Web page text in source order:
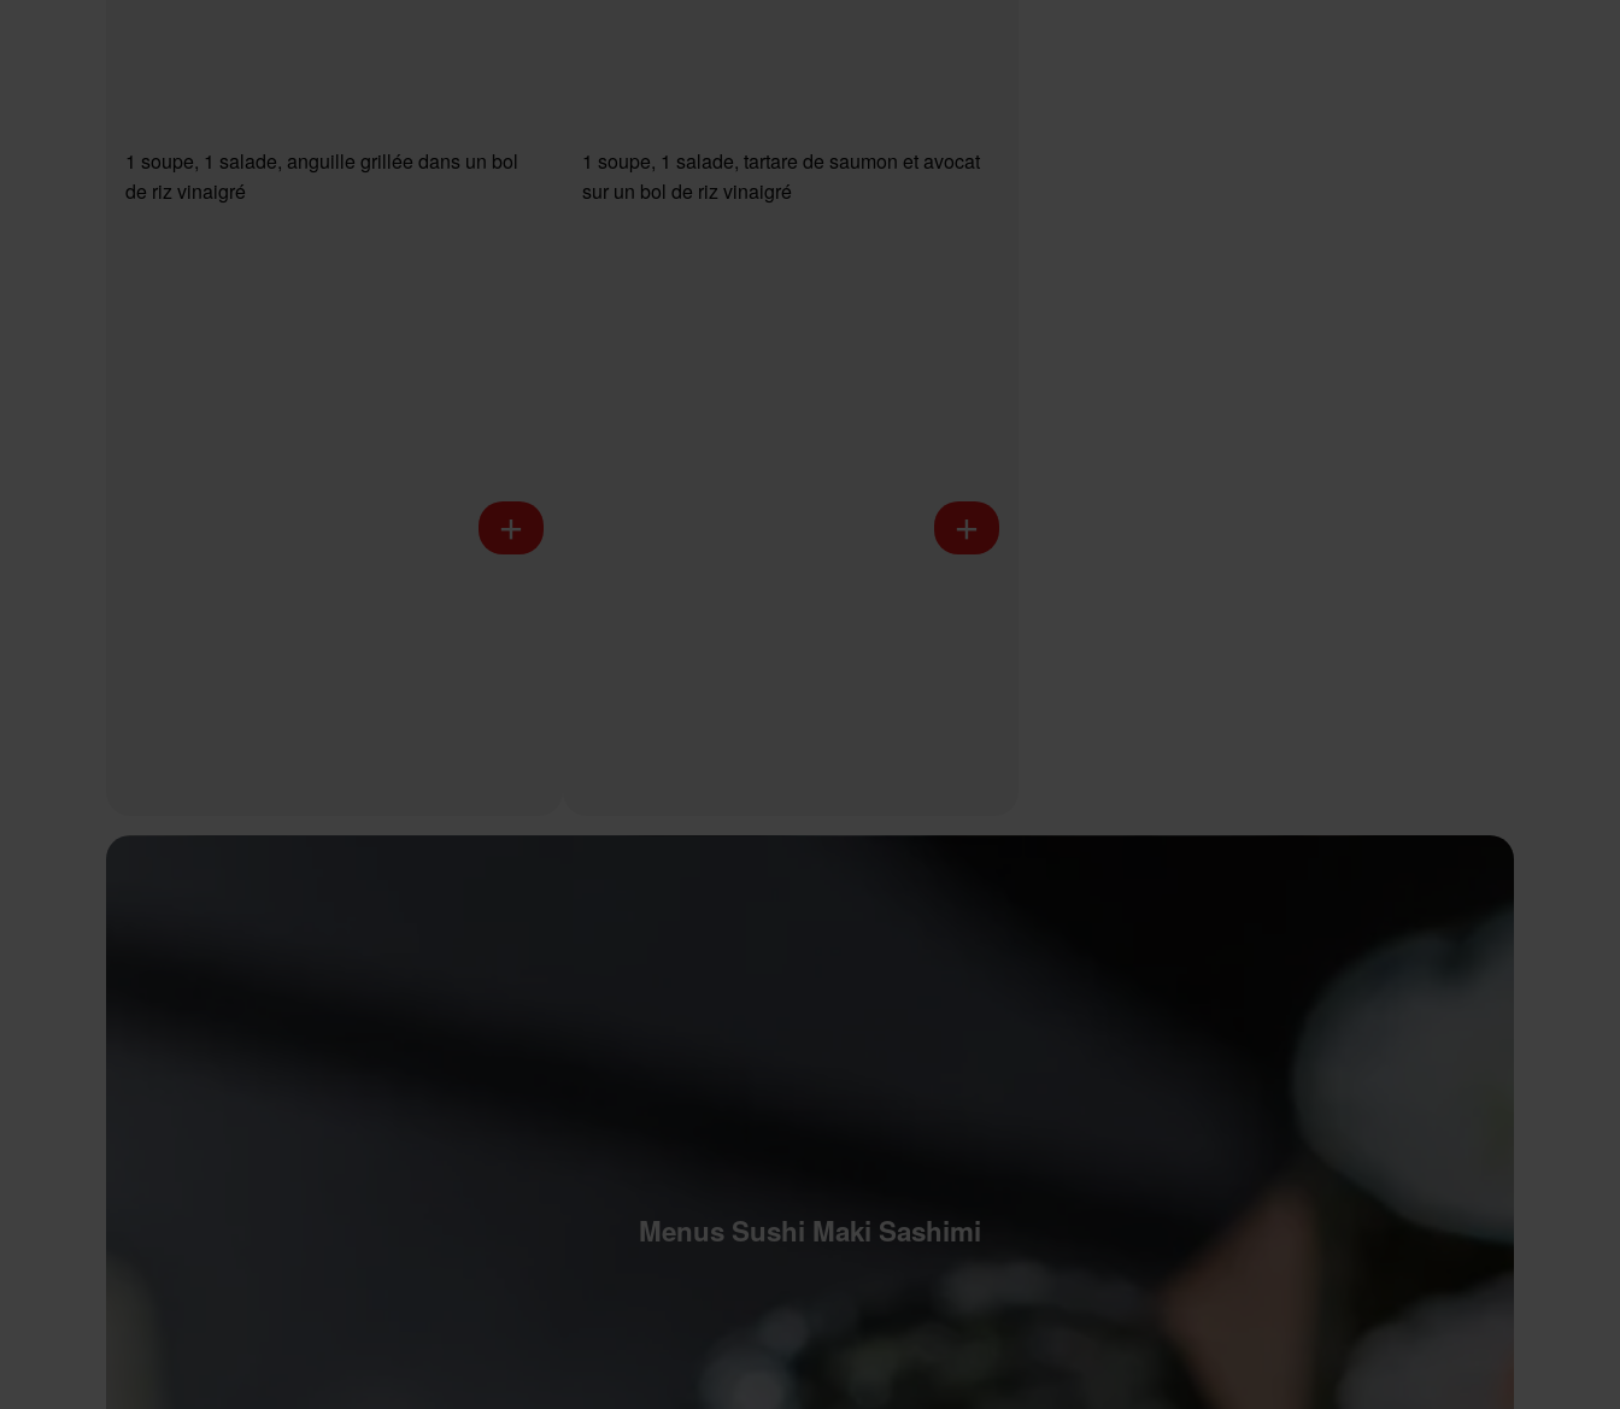
1 soupe, 1 salade, anguille grillée dans un bol
de riz vinaigré
1 soupe, 1 salade, tartare de saumon et avocat
sur un bol de riz vinaigré
Menus Sushi Maki Sashimi